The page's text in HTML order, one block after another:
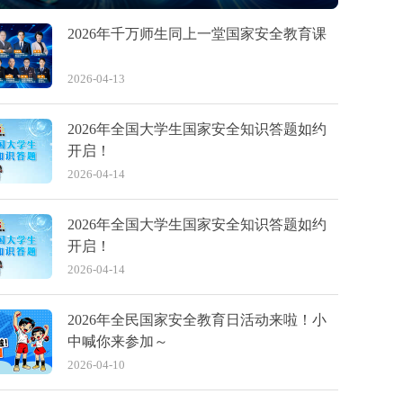
2026年千万师生同上一堂国家安全教育课
2026-04-13
2026年全国大学生国家安全知识答题如约
开启！
2026-04-14
2026年全国大学生国家安全知识答题如约
开启！
2026-04-14
2026年全民国家安全教育日活动来啦！小
中喊你来参加～
2026-04-10